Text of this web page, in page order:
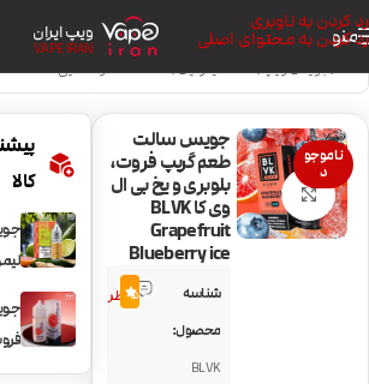
رد کردن به ناوبری
رد کردن به محتوای اصلی
منو ویپ ایران
VAPE IRAN
خانه/جویس ویپ/سالت نیکوتین/سالت خنک و نعنایی
ناموجو
د
بزرگنمایی تصویر
جویس سالت
طعم گریپ فروت،
بلوبری و یخ بی ال
وی کا BLVK
Grapefruit
Blueberry ice
شناسه
محصول:
BLVK
1
نظر5.0
کالا